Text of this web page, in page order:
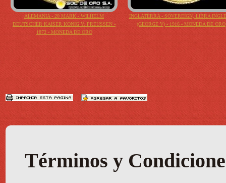
ALEMANIA - 20 MARK - WILHELM
DEUTSCHER KAISER KONIG V. PREUSSEN -
1872 - MONEDA DE ORO
INGLATERRA - SOVEREIGN, LIBRA
(GEORGE V) - 1916 - MONEDA DE ORO